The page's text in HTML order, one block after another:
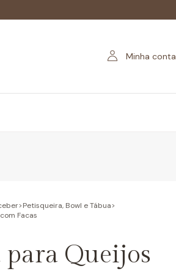
Minha conta
>Petisqueira, Bowl e Tábua>
Facas
para Queijos